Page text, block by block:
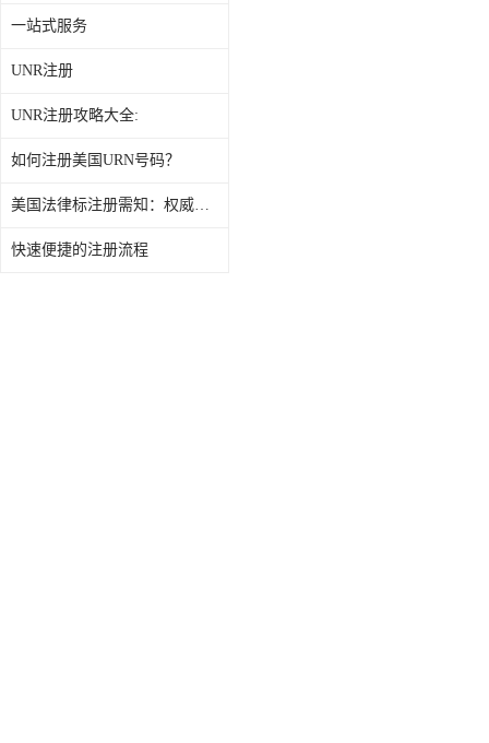
一站式服务
UNR注册
UNR注册攻略大全:
如何注册美国URN号码？
美国法律标注册需知：权威指导
快速便捷的注册流程